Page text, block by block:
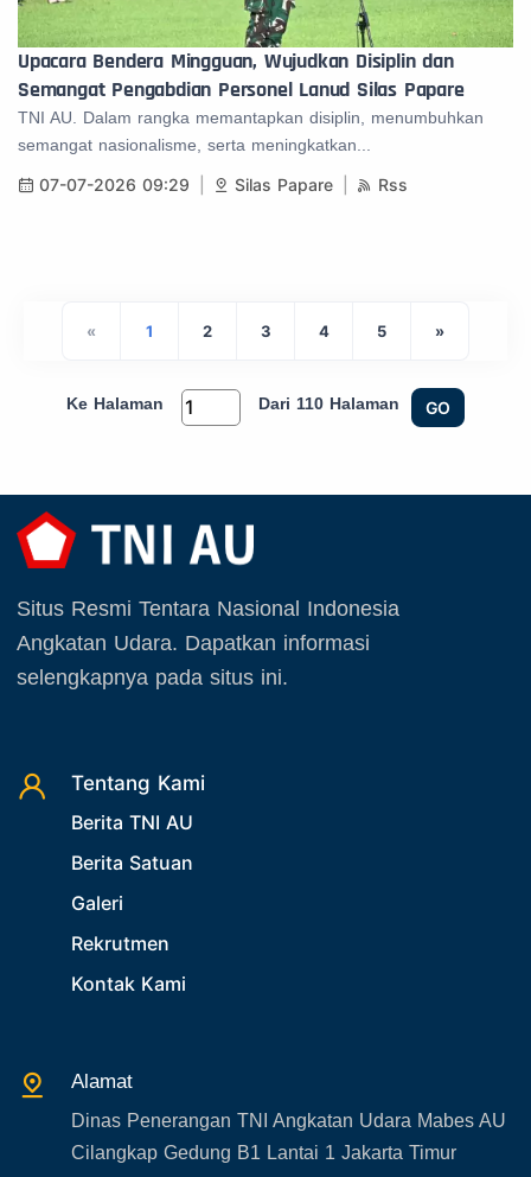
Upacara Bendera Mingguan, Wujudkan Disiplin dan
Semangat Pengabdian Personel Lanud Silas Papare
TNI AU. Dalam rangka memantapkan disiplin, menumbuhkan
semangat nasionalisme, serta meningkatkan...
07-07-2026 09:29 Silas Papare Rss
« 1 2 3 4 5 »
Ke Halaman Dari 110 Halaman GO
Situs Resmi Tentara Nasional Indonesia
Angkatan Udara. Dapatkan informasi
selengkapnya pada situs ini.
Tentang Kami
Berita TNI AU
Berita Satuan
Galeri
Rekrutmen
Kontak Kami
Alamat
Dinas Penerangan TNI Angkatan Udara Mabes AU
Cilangkap Gedung B1 Lantai 1 Jakarta Timur